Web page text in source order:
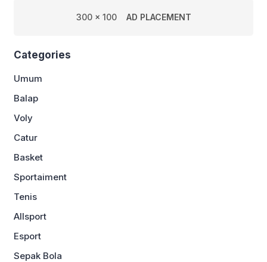
300 x 100 AD PLACEMENT
Categories
Umum
Balap
Voly
Catur
Basket
Sportaiment
Tenis
Allsport
Esport
Sepak Bola